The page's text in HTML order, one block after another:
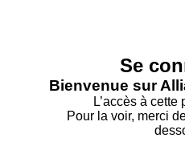
Se
Bienvenue sur
L’accès à
Pour la voir, merci